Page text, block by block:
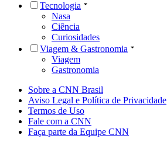
Tecnologia
Nasa
Ciência
Curiosidades
Viagem & Gastronomia
Viagem
Gastronomia
Sobre a CNN Brasil
Aviso Legal e Política de Privacidade
Termos de Uso
Fale com a CNN
Faça parte da Equipe CNN